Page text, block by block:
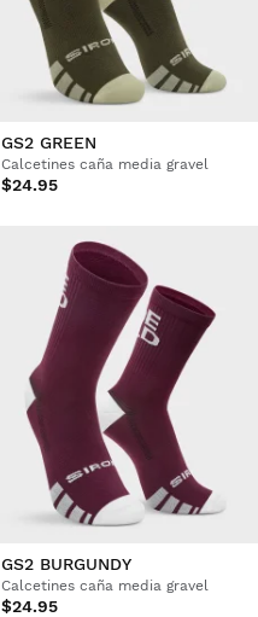
GS2 GREEN
Calcetines caña media gravel
$24.95
GS2 BURGUNDY
Calcetines caña media gravel
$24.95